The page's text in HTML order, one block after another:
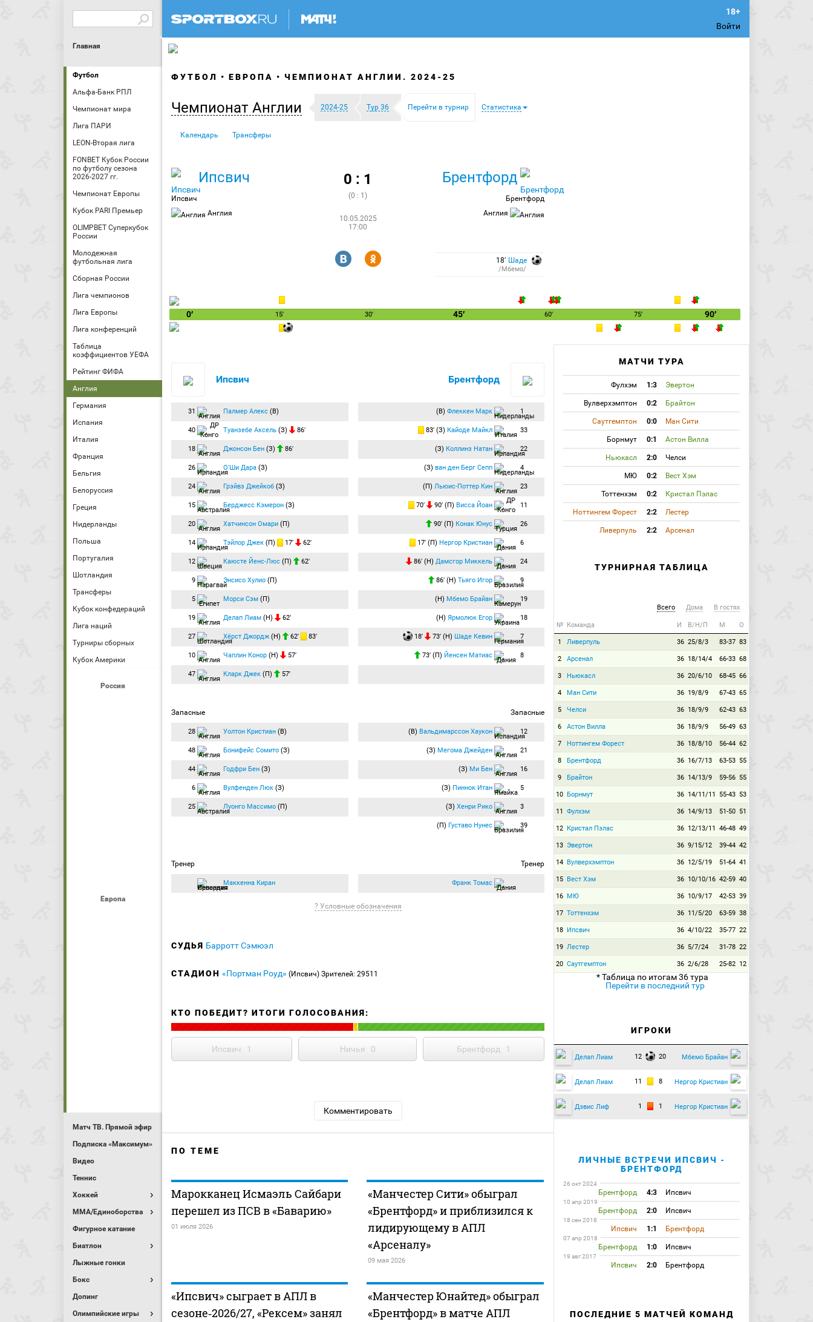
Войти
Главная
Футбол
Альфа-Банк РПЛ
Чемпионат мира
Лига ПАРИ
LEON-Вторая лига
FONBET Кубок России
по футболу сезона
2026-2027 гг.
Чемпионат Европы
Кубок PARI Премьер
OLIMPBET Суперкубок
России
Молодежная
футбольная лига
Сборная России
Лига чемпионов
Лига Европы
Лига конференций
Таблица
коэффициентов УЕФА
Рейтинг ФИФА
Англия
Германия
Испания
Италия
Франция
Бельгия
Белоруссия
Греция
Нидерланды
Польша
Португалия
Шотландия
Трансферы
Кубок конфедераций
Лига наций
Турниры сборных
Кубок Америки
Россия
Европа
Матч ТВ. Прямой эфир
Подписка «Максимум»
Видео
Теннис
Хоккей
MMA/Единоборства
Фигурное катание
Биатлон
Лыжные гонки
Бокс
Допинг
Олимпийские игры
ФУТБОЛ ЕВРОПА ЧЕМПИОНАТ АНГЛИИ. 2024-25
Чемпионат Англии 2024-25 Тур 36 Перейти в турнир Статистика
Календарь Трансферы
Ипсвич
Ипсвич
Англия
0 : 1
(0 : 1)
10.05.2025
17:00
Брентфорд
Брентфорд
Англия
R Y 18′ Шаде
/Мбемо/
0′ 15′ 30′ 45′ 60′ 75′ 90′
Ипсвич
31 Палмер Алекс (В)
40 Туанзебе Аксель (З) 86′
18 Джонсон Бен (З) 86′
26 О'Ши Дара (З)
24 Грэйвз Джейкоб (З)
15 Берджесс Кэмерон (З)
20 Хатчинсон Омари (П)
14 Тэйлор Джек (П) 17′ 62′
12 Каюсте Йенс-Люс (П) 62′
9 Энсисо Хулио (П)
5 Морси Сэм (П)
19 Делап Лиам (Н) 62′
27 Хёрст Джордж (Н) 62′ 83′
10 Чаплин Конор (Н) 57′
47 Кларк Джек (П) 57′
Запасные
28 Уолтон Кристиан (В)
48 Бонифейс Сомито (З)
44 Годфри Бен (З)
6 Вулфенден Люк (З)
25 Луонго Массимо (П)
Тренер
Маккенна Киран
Брентфорд
(В) Флеккен Марк 1
83′ (З) Кайоде Майкл 33
(З) Коллинз Натан 22
(З) ван ден Берг Сепп 4
(П) Льюис-Поттер Кин 23
70′ 90′ (П) Висса Йоан 11
90′ (П) Конак Юнус 26
17′ (П) Нергор Кристиан 6
86′ (Н) Дамсгор Миккель 24
86′ (Н) Тьяго Игор 9
(Н) Мбемо Брайан 19
(Н) Ярмолюк Егор 18
18′ 73′ (Н) Шаде Кевин 7
73′ (П) Йенсен Матиас 8
Запасные
(В) Вальдимарссон Хаукон 12
(З) Мегома Джейден 21
(З) Ми Бен 16
(З) Пиннок Итан 5
(З) Хенри Рико 3
(П) Густаво Нунес 39
Тренер
Франк Томас
? Условные обозначения
СУДЬЯ Барротт Сэмюэл
СТАДИОН «Портман Роуд» (Ипсвич) Зрителей: 29511
КТО ПОБЕДИТ? ИТОГИ ГОЛОСОВАНИЯ:
Ипсвич 1 Ничья 0 Брентфорд 1
Комментировать
ПО ТЕМЕ
Марокканец Исмаэль Сайбари
перешел из ПСВ в «Баварию»
01 июля 2026
«Манчестер Сити» обыграл
«Брентфорд» и приблизился к
лидирующему в АПЛ
«Арсеналу»
09 мая 2026
«Ипсвич» сыграет в АПЛ в
сезоне‑2026/27, «Рексем» занял
«Манчестер Юнайтед» обыграл
«Брентфорд» в матче АПЛ
МАТЧИ ТУРА
Фулхэм 1:3 Эвертон
Вулверхэмптон 0:2 Брайтон
Саутгемптон 0:0 Ман Сити
Борнмут 0:1 Астон Вилла
Ньюкасл 2:0 Челси
МЮ 0:2 Вест Хэм
Тоттенхэм 0:2 Кристал Пэлас
Ноттингем Форест 2:2 Лестер
Ливерпуль 2:2 Арсенал
ТУРНИРНАЯ ТАБЛИЦА
Всего Дома В гостях
№ Команда И В/Н/П М О
1 Ливерпуль 36 25/8/3 83-37 83
2 Арсенал 36 18/14/4 66-33 68
3 Ньюкасл 36 20/6/10 68-45 66
4 Ман Сити 36 19/8/9 67-43 65
5 Челси 36 18/9/9 62-43 63
6 Астон Вилла 36 18/9/9 56-49 63
7 Ноттингем Форест 36 18/8/10 56-44 62
8 Брентфорд 36 16/7/13 63-53 55
9 Брайтон 36 14/13/9 59-56 55
10 Борнмут 36 14/11/11 55-43 53
11 Фулхэм 36 14/9/13 51-50 51
12 Кристал Пэлас 36 12/13/11 46-48 49
13 Эвертон 36 9/15/12 39-44 42
14 Вулверхэмптон 36 12/5/19 51-64 41
15 Вест Хэм 36 10/10/16 42-59 40
16 МЮ 36 10/9/17 42-53 39
17 Тоттенхэм 36 11/5/20 63-59 38
18 Ипсвич 36 4/10/22 35-77 22
19 Лестер 36 5/7/24 31-78 22
20 Саутгемптон 36 2/6/28 25-82 12
* Таблица по итогам 36 тура
Перейти в последний тур
ИГРОКИ
Делап Лиам 12 20 Мбемо Брайан
Делап Лиам 11 8 Нергор Кристиан
Дэвис Лиф 1 1 Нергор Кристиан
ЛИЧНЫЕ ВСТРЕЧИ ИПСВИЧ -
БРЕНТФОРД
26 окт 2024
Брентфорд 4:3 Ипсвич
10 апр 2019
Брентфорд 2:0 Ипсвич
18 сен 2018
Ипсвич 1:1 Брентфорд
07 апр 2018
Брентфорд 1:0 Ипсвич
19 авг 2017
Ипсвич 2:0 Брентфорд
ПОСЛЕДНИЕ 5 МАТЧЕЙ КОМАНД